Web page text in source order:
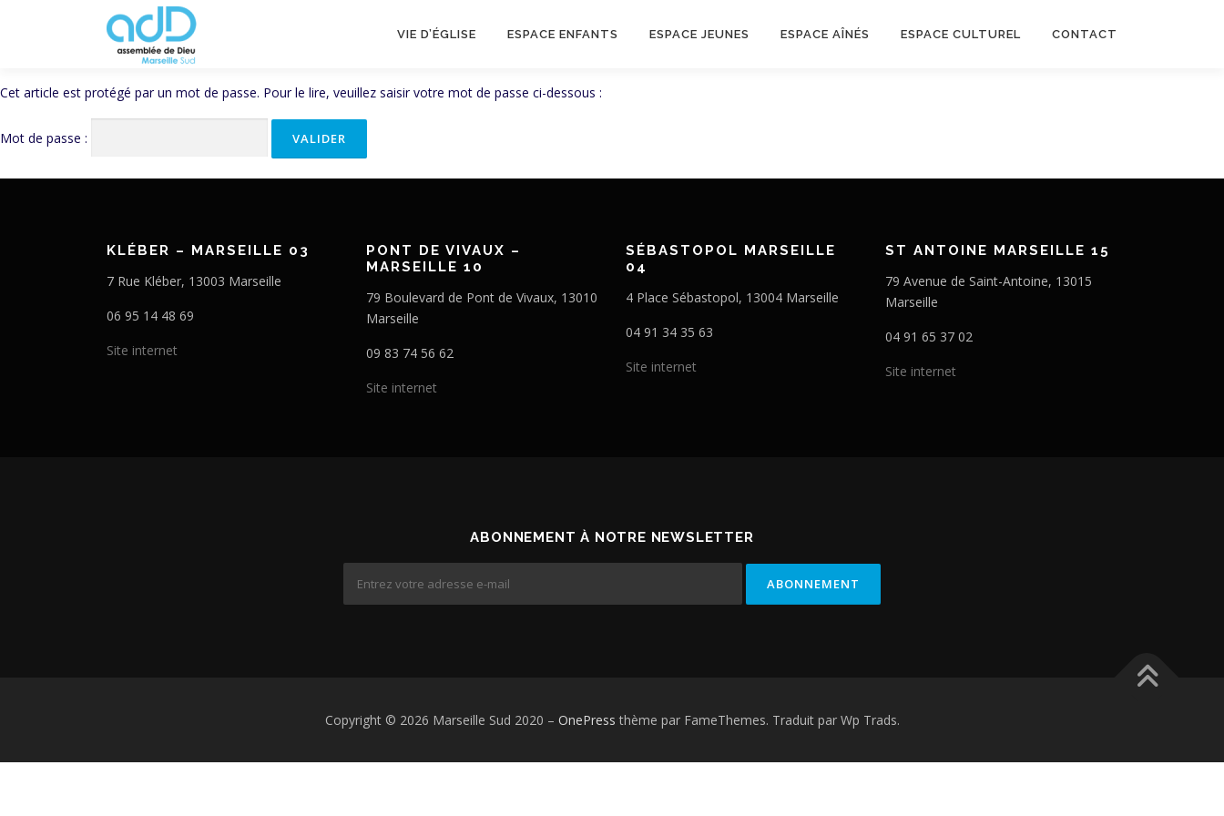
VIE D’ÉGLISE ESPACE ENFANTS ESPACE JEUNES ESPACE AÎNÉS ESPACE CULTUREL CONTACT
Cet article est protégé par un mot de passe. Pour le lire, veuillez saisir votre mot de passe ci-dessous :
Mot de passe :
KLÉBER – MARSEILLE 03
7 Rue Kléber, 13003 Marseille
06 95 14 48 69
Site internet
PONT DE VIVAUX –
MARSEILLE 10
79 Boulevard de Pont de Vivaux, 13010
Marseille
09 83 74 56 62
Site internet
SÉBASTOPOL MARSEILLE
04
4 Place Sébastopol, 13004 Marseille
04 91 34 35 63
Site internet
ST ANTOINE MARSEILLE 15
79 Avenue de Saint-Antoine, 13015
Marseille
04 91 65 37 02
Site internet
ABONNEMENT À NOTRE NEWSLETTER
Copyright © 2026 Marseille Sud 2020 – OnePress thème par FameThemes. Traduit par Wp Trads.